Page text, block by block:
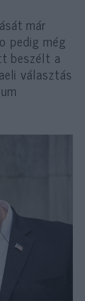
már
pedig még
beszélt a
választás